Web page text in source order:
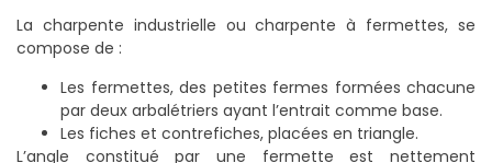
La charpente industrielle ou charpente à fermettes, se
compose de :
Les fermettes, des petites fermes formées chacune
par deux arbalétriers ayant l’entrait comme base.
Les fiches et contrefiches, placées en triangle.
L’angle constitué par une fermette est nettement